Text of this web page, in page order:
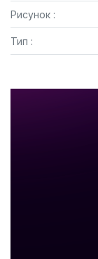
Рисунок :
Тип :